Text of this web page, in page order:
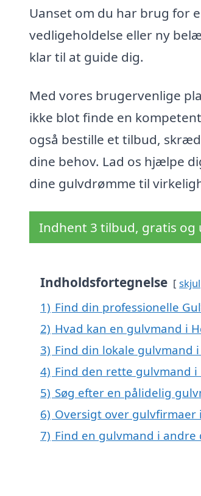
Uanset om du har brug for
vedligeholdelse eller ny
klar til at guide dig.
Med vores brugervenlige
ikke blot finde en
også bestille et tilbud,
dine behov. Lad os hjælpe
dine gulvdrømme til
Indhent 3 tilbud, gratis og
Indholdsfortegnelse skjul
1) Find din professionelle
2) Hvad kan en gulvmand i
3) Find din lokale gulvmand i
4) Find den rette gulvmand i
5) Søg efter en pålidelig
6) Oversigt over gulvfirmaer
7) Find en gulvmand i andre